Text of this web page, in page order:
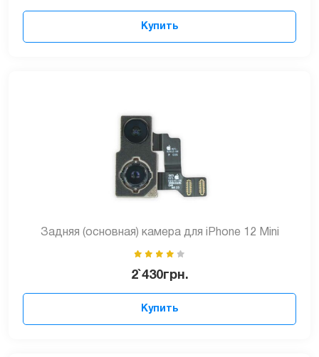
Купить
Задняя (основная) камера для iPhone 12 Mini
2`430грн.
Купить